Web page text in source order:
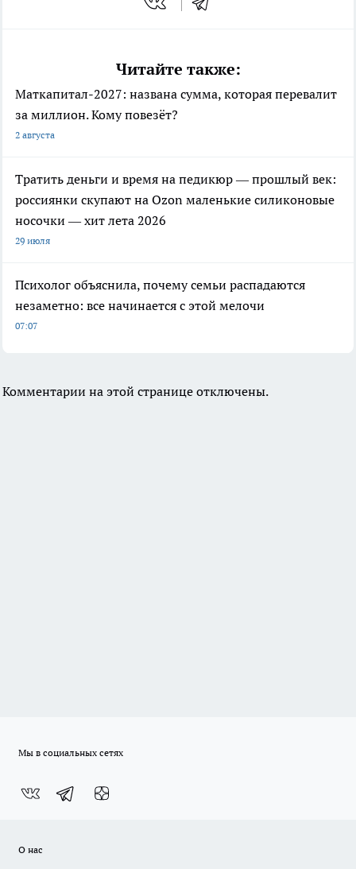
Читайте также:
Маткапитал-2027: названа сумма, которая перевалит
за миллион. Кому повезёт?
2 августа
Тратить деньги и время на педикюр — прошлый век:
россиянки скупают на Ozon маленькие силиконовые
носочки — хит лета 2026
29 июля
Психолог объяснила, почему семьи распадаются
незаметно: все начинается с этой мелочи
07:07
Комментарии на этой странице отключены.
Мы в социальных сетях
О нас